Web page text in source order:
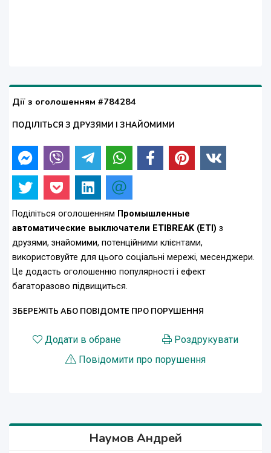
Дії з оголошенням #784284
ПОДІЛІТЬСЯ З ДРУЗЯМИ І ЗНАЙОМИМИ
Поділіться оголошенням Промышленные
автоматические выключатели ETIBREAK (ETI) з
друзями, знайомими, потенційними клієнтами,
використовуйте для цього соціальні мережі, месенджери.
Це додасть оголошенню популярності і ефект
багаторазово підвищиться.
ЗБЕРЕЖІТЬ АБО ПОВІДОМТЕ ПРО ПОРУШЕННЯ
Додати в обране
Роздрукувати
Повідомити про порушення
Наумов Андрей